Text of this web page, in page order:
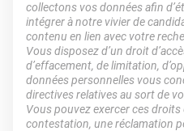
collectons vos données afin
intégrer à notre vivier de
contenu en lien avec votre
Vous disposez d’un droit
d’effacement, de limitation,
données personnelles vous
directives relatives au sort de
Vous pouvez exercer ces
contestation, une réclamation